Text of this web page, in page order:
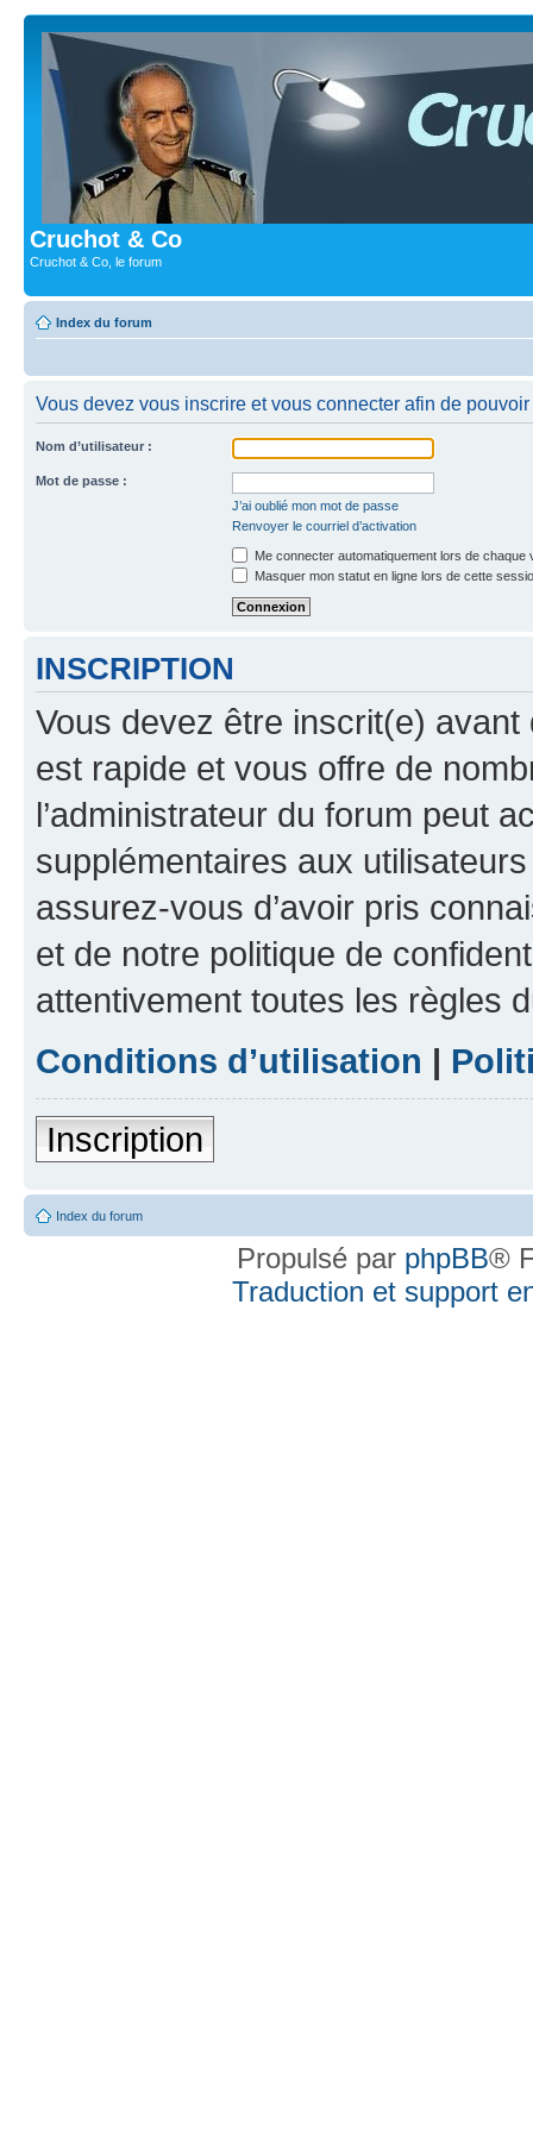
Cruchot & Co
Cruchot & Co, le forum
Index du forum
Vous devez vous inscrire et vous connecter afin de
Nom d’utilisateur :
Mot de passe :
J’ai oublié mon mot de passe
Renvoyer le courriel d’activation
Me connecter automatiquement lors de chaque
Masquer mon statut en ligne lors de cette
INSCRIPTION
Vous devez être inscrit(e) avant
est rapide et vous offre de
l’administrateur du forum peut
supplémentaires aux
assurez-vous d’avoir pris
et de notre politique de
attentivement toutes les règles
Conditions d’utilisation |
Inscription
Index du forum
Propulsé par phpBB®
Traduction et support